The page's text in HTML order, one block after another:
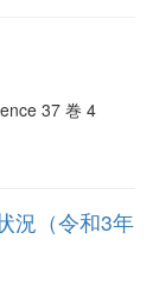
37 巻 4
況（令和3年